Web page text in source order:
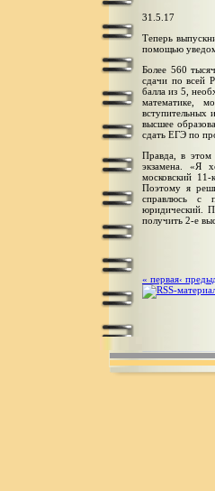
31.5.17
Теперь
помощью
Более 560
сдачи по всей
балла из 5,
математике,
вступительных
высшее
сдать ЕГЭ по
Правда, в этом
экзамена. «Я
московский
Поэтому я
справлюсь с
юридический.
получить 2-е
« первая‹